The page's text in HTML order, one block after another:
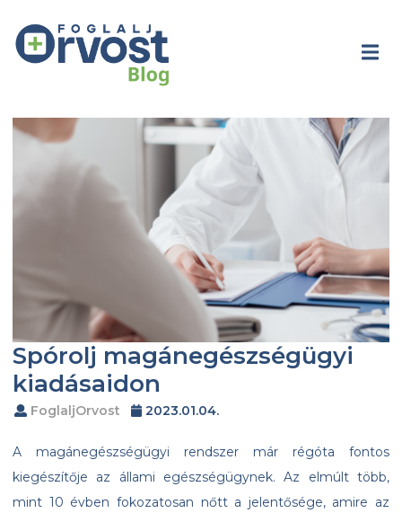
Spórolj magánegészségügyi
kiadásaidon
FoglaljOrvost 2023.01.04.
A magánegészségügyi rendszer már régóta fontos
kiegészítője az állami egészségügynek. Az elmúlt több,
mint 10 évben fokozatosan nőtt a jelentősége, amire az